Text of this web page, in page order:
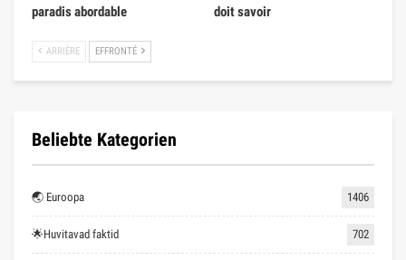
paradis abordable
doit savoir
ARRIÈRE EFFRONTÉ
Beliebte Kategorien
🌏 Euroopa 1406
🌟Huvitavad faktid 702